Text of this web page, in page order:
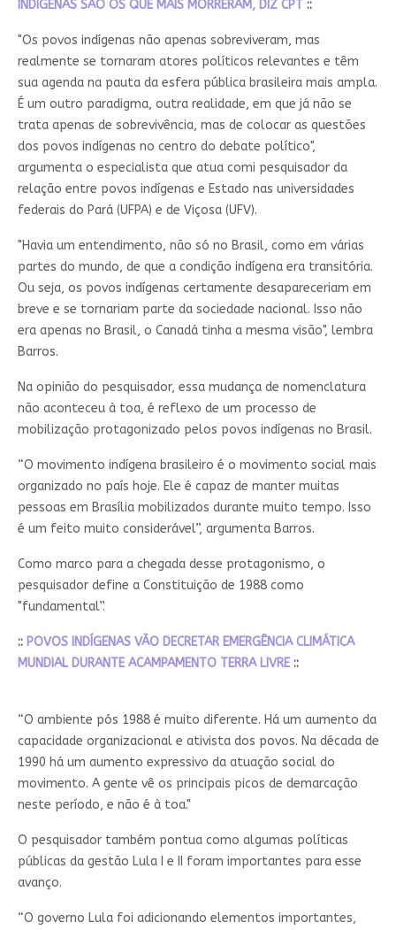
INDÍGENAS SÃO OS QUE MAIS MORRERAM, DIZ CPT::
"Os povos indígenas não apenas sobreviveram, mas
realmente se tornaram atores políticos relevantes e têm
sua agenda na pauta da esfera pública brasileira mais ampla.
É um outro paradigma, outra realidade, em que já não se
trata apenas de sobrevivência, mas de colocar as questões
dos povos indígenas no centro do debate político",
argumenta o especialista que atua comi pesquisador da
relação entre povos indígenas e Estado nas universidades
federais do Pará (UFPA) e de Viçosa (UFV).
"Havia um entendimento, não só no Brasil, como em várias
partes do mundo, de que a condição indígena era transitória.
Ou seja, os povos indígenas certamente desapareceriam em
breve e se tornariam parte da sociedade nacional. Isso não
era apenas no Brasil, o Canadá tinha a mesma visão", lembra
Barros.
Na opinião do pesquisador, essa mudança de nomenclatura
não aconteceu à toa, é reflexo de um processo de
mobilização protagonizado pelos povos indígenas no Brasil.
“O movimento indígena brasileiro é o movimento social mais
organizado no país hoje. Ele é capaz de manter muitas
pessoas em Brasília mobilizados durante muito tempo. Isso
é um feito muito considerável”, argumenta Barros.
Como marco para a chegada desse protagonismo, o
pesquisador define a Constituição de 1988 como
"fundamental”.
:: POVOS INDÍGENAS VÃO DECRETAR EMERGÊNCIA CLIMÁTICA
MUNDIAL DURANTE ACAMPAMENTO TERRA LIVRE::
“O ambiente pós 1988 é muito diferente. Há um aumento da
capacidade organizacional e ativista dos povos. Na década de
1990 há um aumento expressivo da atuação social do
movimento. A gente vê os principais picos de demarcação
neste período, e não é à toa."
O pesquisador também pontua como algumas políticas
públicas da gestão Lula I e II foram importantes para esse
avanço.
“O governo Lula foi adicionando elementos importantes,